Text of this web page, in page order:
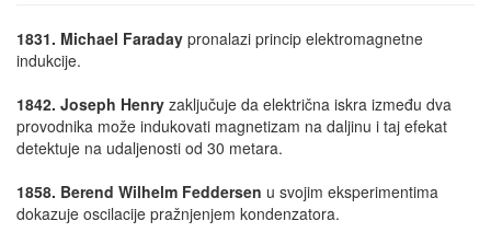
1831. Michael Faraday pronalazi princip elektromagnetne
indukcije.
1842. Joseph Henry zaključuje da električna iskra između dva
provodnika može indukovati magnetizam na daljinu i taj efekat
detektuje na udaljenosti od 30 metara.
1858. Berend Wilhelm Feddersen u svojim eksperimentima
dokazuje oscilacije pražnjenjem kondenzatora.